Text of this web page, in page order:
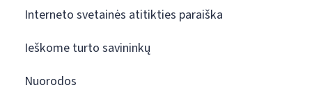
Interneto svetainės atitikties paraiška
Ieškome turto savininkų
Nuorodos